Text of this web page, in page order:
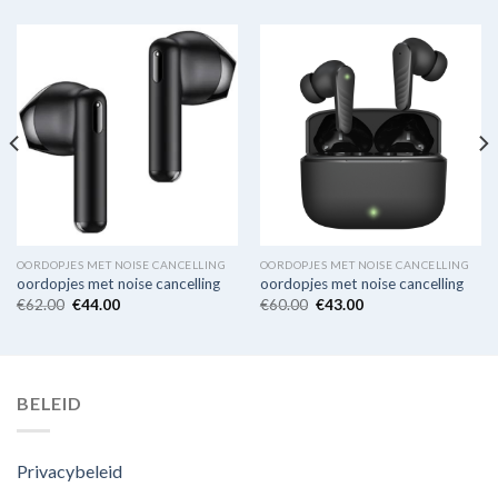
OORDOPJES MET NOISE CANCELLING
oordopjes met noise cancelling
€62.00 €44.00
OORDOPJES MET NOISE CANCELLING
oordopjes met noise cancelling
€60.00 €43.00
BELEID
Privacybeleid